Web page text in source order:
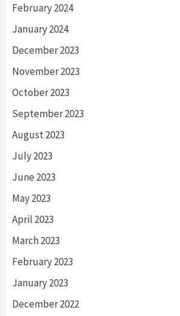
February 2024
January 2024
December 2023
November 2023
October 2023
September 2023
August 2023
July 2023
June 2023
May 2023
April 2023
March 2023
February 2023
January 2023
December 2022